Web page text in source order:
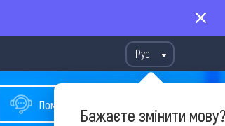
Рус
Бажаєте змінити
Помощь в подборе тура